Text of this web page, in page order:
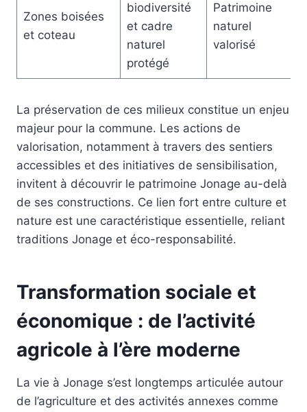
Zones boisées
et coteau
biodiversité
et cadre
naturel
protégé
Patrimoine
naturel
valorisé
La préservation de ces milieux constitue un enjeu
majeur pour la commune. Les actions de
valorisation, notamment à travers des sentiers
accessibles et des initiatives de sensibilisation,
invitent à découvrir le patrimoine Jonage au-delà
de ses constructions. Ce lien fort entre culture et
nature est une caractéristique essentielle, reliant
traditions Jonage et éco-responsabilité.
Transformation sociale et
économique : de l’activité
agricole à l’ère moderne
La vie à Jonage s’est longtemps articulée autour
de l’agriculture et des activités annexes comme